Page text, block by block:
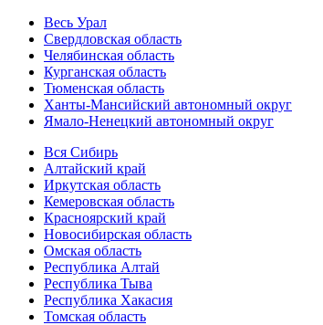
Весь Урал
Свердловская область
Челябинская область
Курганская область
Тюменская область
Ханты-Мансийский автономный округ
Ямало-Ненецкий автономный округ
Вся Сибирь
Алтайский край
Иркутская область
Кемеровская область
Красноярский край
Новосибирская область
Омская область
Республика Алтай
Республика Тыва
Республика Хакасия
Томская область